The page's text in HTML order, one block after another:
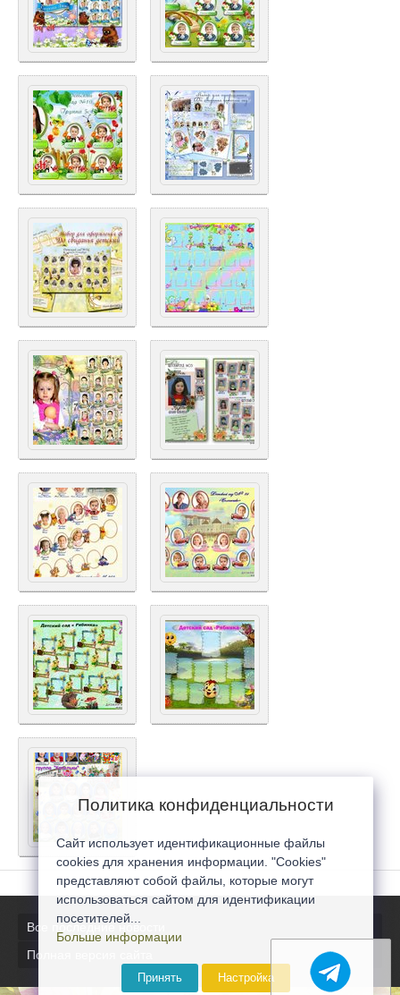
Все последние новости
Полная версия сайта
Политика конфиденциальности
Сайт использует идентификационные файлы
cookies для хранения информации. "Cookies"
представляют собой файлы, которые могут
использоваться сайтом для идентификации
посетителей...
Больше информации
Принять Настройка